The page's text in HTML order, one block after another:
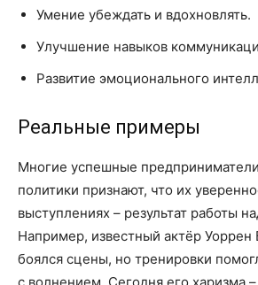
Умение убеждать и вдохновлять.
Улучшение навыков
Развитие эмоционального
Реальные примеры
Многие успешные
политики признают, что их
выступлениях – результат работы
Например, известный актёр Уоррен
боялся сцены, но тренировки